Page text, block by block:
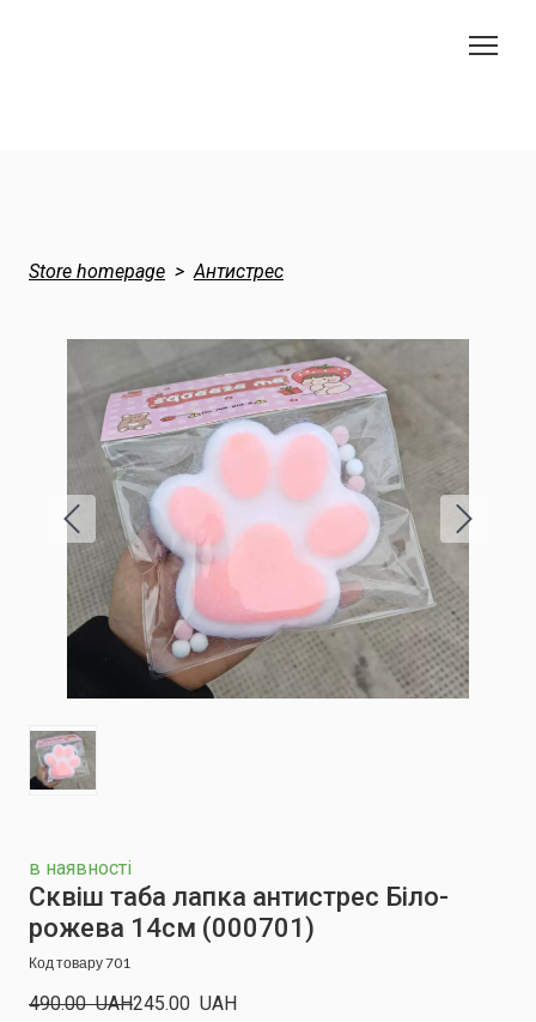
Store homepage Антистрес
в наявності
Сквіш таба лапка антистрес Біло-
рожева 14см (000701)
Код товару 701
490.00  UAH245.00  UAH